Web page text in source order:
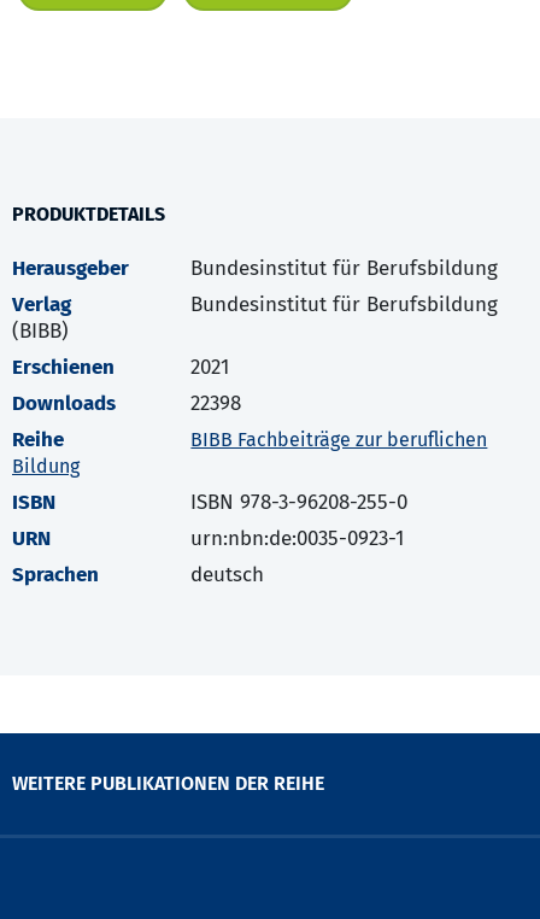
PRODUKTDETAILS
Herausgeber
Bundesinstitut für Berufsbildung
Verlag
Bundesinstitut für Berufsbildung
(BIBB)
Erschienen
2021
Downloads
22398
Reihe
BIBB Fachbeiträge zur beruflichen
Bildung
ISBN
ISBN 978-3-96208-255-0
URN
urn:nbn:de:0035-0923-1
Sprachen
deutsch
WEITERE PUBLIKATIONEN DER REIHE